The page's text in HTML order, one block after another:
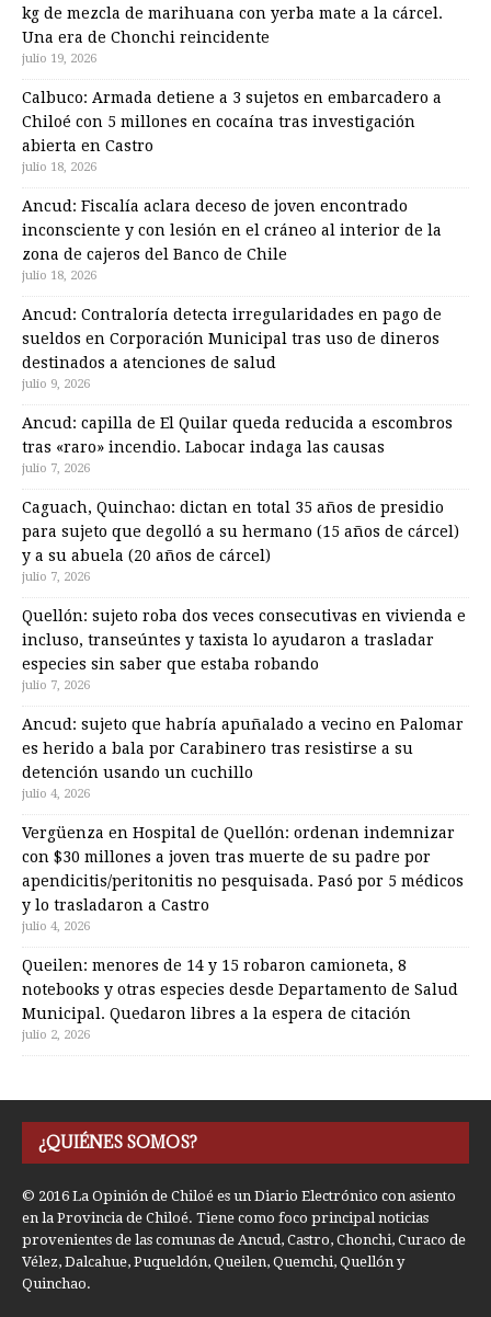
kg de mezcla de marihuana con yerba mate a la cárcel.
Una era de Chonchi reincidente
julio 19, 2026
Calbuco: Armada detiene a 3 sujetos en embarcadero a
Chiloé con 5 millones en cocaína tras investigación
abierta en Castro
julio 18, 2026
Ancud: Fiscalía aclara deceso de joven encontrado
inconsciente y con lesión en el cráneo al interior de la
zona de cajeros del Banco de Chile
julio 18, 2026
Ancud: Contraloría detecta irregularidades en pago de
sueldos en Corporación Municipal tras uso de dineros
destinados a atenciones de salud
julio 9, 2026
Ancud: capilla de El Quilar queda reducida a escombros
tras «raro» incendio. Labocar indaga las causas
julio 7, 2026
Caguach, Quinchao: dictan en total 35 años de presidio
para sujeto que degolló a su hermano (15 años de cárcel)
y a su abuela (20 años de cárcel)
julio 7, 2026
Quellón: sujeto roba dos veces consecutivas en vivienda e
incluso, transeúntes y taxista lo ayudaron a trasladar
especies sin saber que estaba robando
julio 7, 2026
Ancud: sujeto que habría apuñalado a vecino en Palomar
es herido a bala por Carabinero tras resistirse a su
detención usando un cuchillo
julio 4, 2026
Vergüenza en Hospital de Quellón: ordenan indemnizar
con $30 millones a joven tras muerte de su padre por
apendicitis/peritonitis no pesquisada. Pasó por 5 médicos
y lo trasladaron a Castro
julio 4, 2026
Queilen: menores de 14 y 15 robaron camioneta, 8
notebooks y otras especies desde Departamento de Salud
Municipal. Quedaron libres a la espera de citación
julio 2, 2026
¿QUIÉNES SOMOS?
© 2016 La Opinión de Chiloé es un Diario Electrónico con asiento
en la Provincia de Chiloé. Tiene como foco principal noticias
provenientes de las comunas de Ancud, Castro, Chonchi, Curaco de
Vélez, Dalcahue, Puqueldón, Queilen, Quemchi, Quellón y
Quinchao.